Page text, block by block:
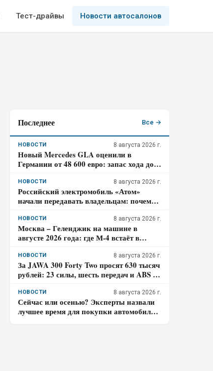
Тест-драйвы Новости автосалонов
Последнее Все →
НОВОСТИ 8 августа 2026 г.
Новый Mercedes GLA оценили в
Германии от 48 600 евро: запас хода до
гибрид появится только в 2027 году
НОВОСТИ 8 августа 2026 г.
Российский электромобиль «Атом»
начали передавать владельцам: почему
окончательной для покупателя
НОВОСТИ 8 августа 2026 г.
Москва – Геленджик на машине в
августе 2026 года: где М-4 встаёт в
до курортной зоны
НОВОСТИ 8 августа 2026 г.
За JAWA 300 Forty Two просят 630 тысяч
рублей: 23 силы, шесть передач и ABS –
году
НОВОСТИ 8 августа 2026 г.
Сейчас или осенью? Эксперты назвали
лучшее время для покупки автомобиля в